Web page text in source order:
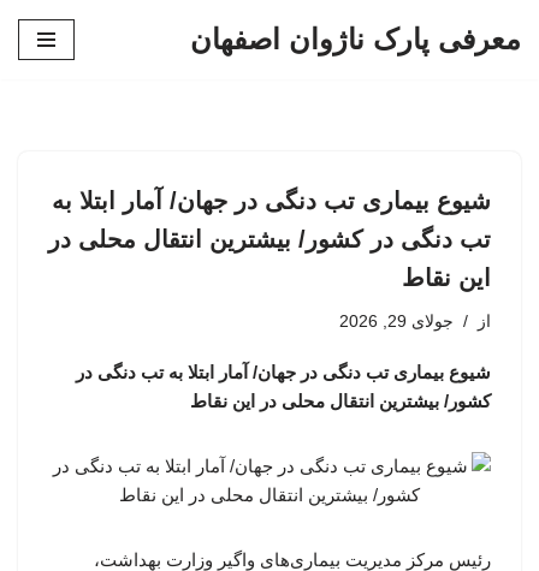
معرفی پارک ناژوان اصفهان
شیوع بیماری تب دنگی در جهان/ آمار ابتلا به
تب دنگی در کشور/ بیشترین انتقال محلی در
این نقاط
از جولای 29, 2026
شیوع بیماری تب دنگی در جهان/ آمار ابتلا به تب دنگی در
کشور/ بیشترین انتقال محلی در این نقاط
رئیس مرکز مدیریت بیماری‌های واگیر وزارت بهداشت،